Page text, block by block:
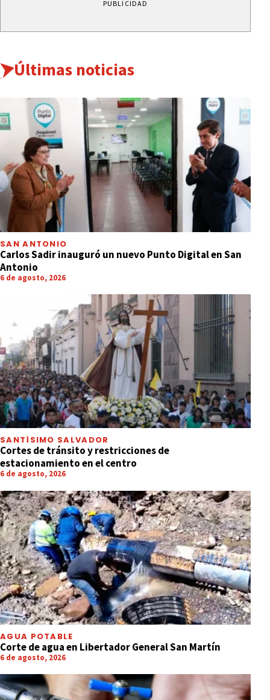
PUBLICIDAD
Últimas noticias
SAN ANTONIO
Carlos Sadir inauguró un nuevo Punto Digital en San
Antonio
6 de agosto, 2026
SANTÍSIMO SALVADOR
Cortes de tránsito y restricciones de
estacionamiento en el centro
6 de agosto, 2026
AGUA POTABLE
Corte de agua en Libertador General San Martín
6 de agosto, 2026